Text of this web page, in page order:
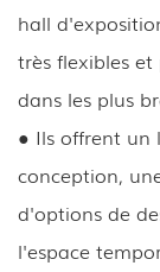
hall
très flexibles
dans les plus
● Ils offrent un
conception,
d'options de
l'espace